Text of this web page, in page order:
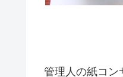
管理人の紙コン